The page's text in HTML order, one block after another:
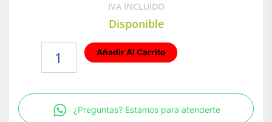
IVA INCLUIDO
Disponible
Luz
cálida
Añadir Al Carrito
¿Preguntas? Estamos para atenderte